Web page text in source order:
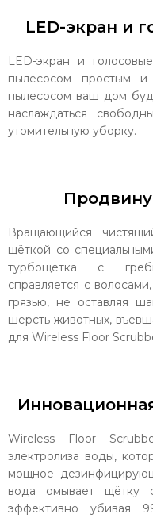
LED-экран и
LED-экран и
пылесосом простым
пылесосом ваш дом
наслаждаться
утомительную уборку.
Вращающийся
щёткой со
турбощетка с
справляется с
грязью, не оставляя
шерсть животных,
для Wireless Floor
Wireless Floor
электролиза воды,
мощное
вода омывает щётку
эффективно убивая